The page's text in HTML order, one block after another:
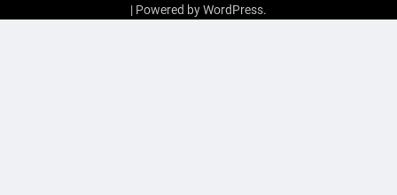
| Powered byWordPress.